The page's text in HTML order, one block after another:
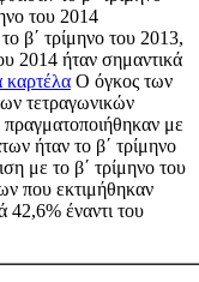
του 2014
β΄ τρίμηνο του 2013,
2014 ήταν σημαντικά
καρτέλα Ο όγκος των
τετραγωνικών
με
ήταν το β΄ τρίμηνο
με το β΄ τρίμηνο του
που εκτιμήθηκαν
42,6% έναντι του